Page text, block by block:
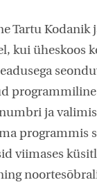
Tartu Kodanik
kui üheskoos
programmiline
ja
programmis
viimases